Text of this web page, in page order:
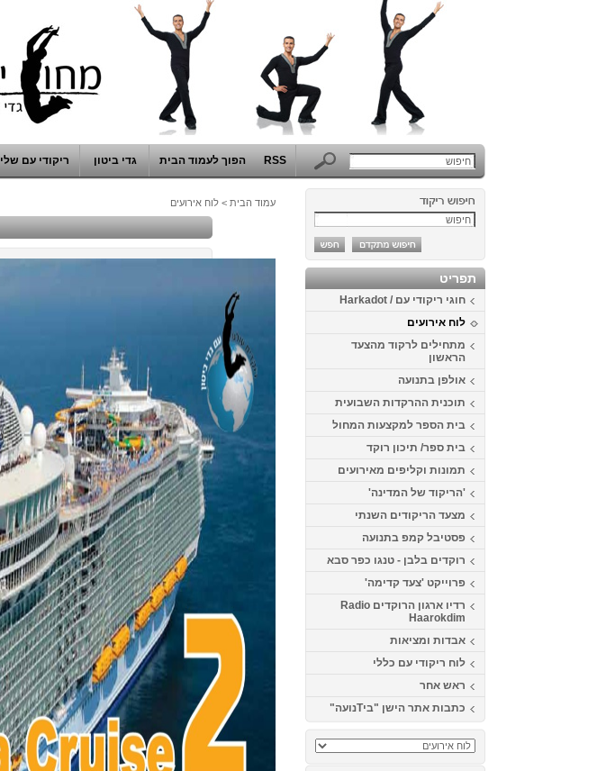
RSS הפוך לעמוד הבית גדי ביטון ריקודי עם שלי
תפריט
חוגי ריקודי עם / Harkadot
לוח אירועים
מתחילים לרקוד מהצעד
הראשון
אולפן בתנועה
תוכנית ההרקדות השבועית
בית הספר למקצעות המחול
בית ספר/ תיכון רוקד
תמונות וקליפים מאירועים
'הריקוד של המדינה'
מצעד הריקודים השנתי
פסטיבל קמפ בתנועה
רוקדים בלבן - טנגו כפר סבא
פרוייקט 'צעד קדימה'
רדיו ארגון הרוקדים Radio
Haarokdim
אבדות ומציאות
לוח ריקודי עם כללי
ראש אחר
כתבות אתר הישן "ביTנועה"
עמוד הבית > לוח אירועים